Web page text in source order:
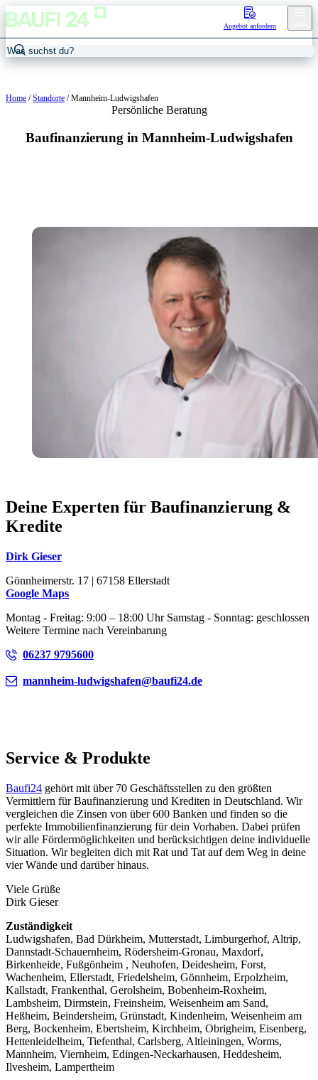
Angebot anfordern
Home /Standorte /Mannheim-Ludwigshafen
Persönliche Beratung
Baufinanzierung in Mannheim-Ludwigshafen
Deine Experten für Baufinanzierung &
Kredite
Dirk Gieser
Gönnheimerstr. 17 | 67158 Ellerstadt
Google Maps
Montag - Freitag: 9:00 – 18:00 Uhr Samstag - Sonntag: geschlossen
Weitere Termine nach Vereinbarung
06237 9795600
mannheim-ludwigshafen@baufi24.de
Service & Produkte
Baufi24 gehört mit über 70 Geschäftsstellen zu den größten
Vermittlern für Baufinanzierung und Krediten in Deutschland. Wir
vergleichen die Zinsen von über 600 Banken und finden so die
perfekte Immobilienfinanzierung für dein Vorhaben. Dabei prüfen
wir alle Fördermöglichkeiten und berücksichtigen deine individuelle
Situation. Wir begleiten dich mit Rat und Tat auf dem Weg in deine
vier Wände und darüber hinaus.
Viele Grüße
Dirk Gieser
Zuständigkeit
Ludwigshafen, Bad Dürkheim, Mutterstadt, Limburgerhof, Altrip,
Dannstadt-Schauernheim, Rödersheim-Gronau, Maxdorf,
Birkenheide, Fußgönheim , Neuhofen, Deidesheim, Forst,
Wachenheim, Ellerstadt, Friedelsheim, Gönnheim, Erpolzheim,
Kallstadt, Frankenthal, Gerolsheim, Bobenheim-Roxheim,
Lambsheim, Dirmstein, Freinsheim, Weisenheim am Sand,
Heßheim, Beindersheim, Grünstadt, Kindenheim, Weisenheim am
Berg, Bockenheim, Ebertsheim, Kirchheim, Obrigheim, Eisenberg,
Hettenleidelheim, Tiefenthal, Carlsberg, Altleiningen, Worms,
Mannheim, Viernheim, Edingen-Neckarhausen, Heddesheim,
Ilvesheim, Lampertheim